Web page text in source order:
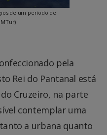
de um período de
pela
Rei do Pantanal está
Cruzeiro, na parte
contemplar uma
a urbana quanto